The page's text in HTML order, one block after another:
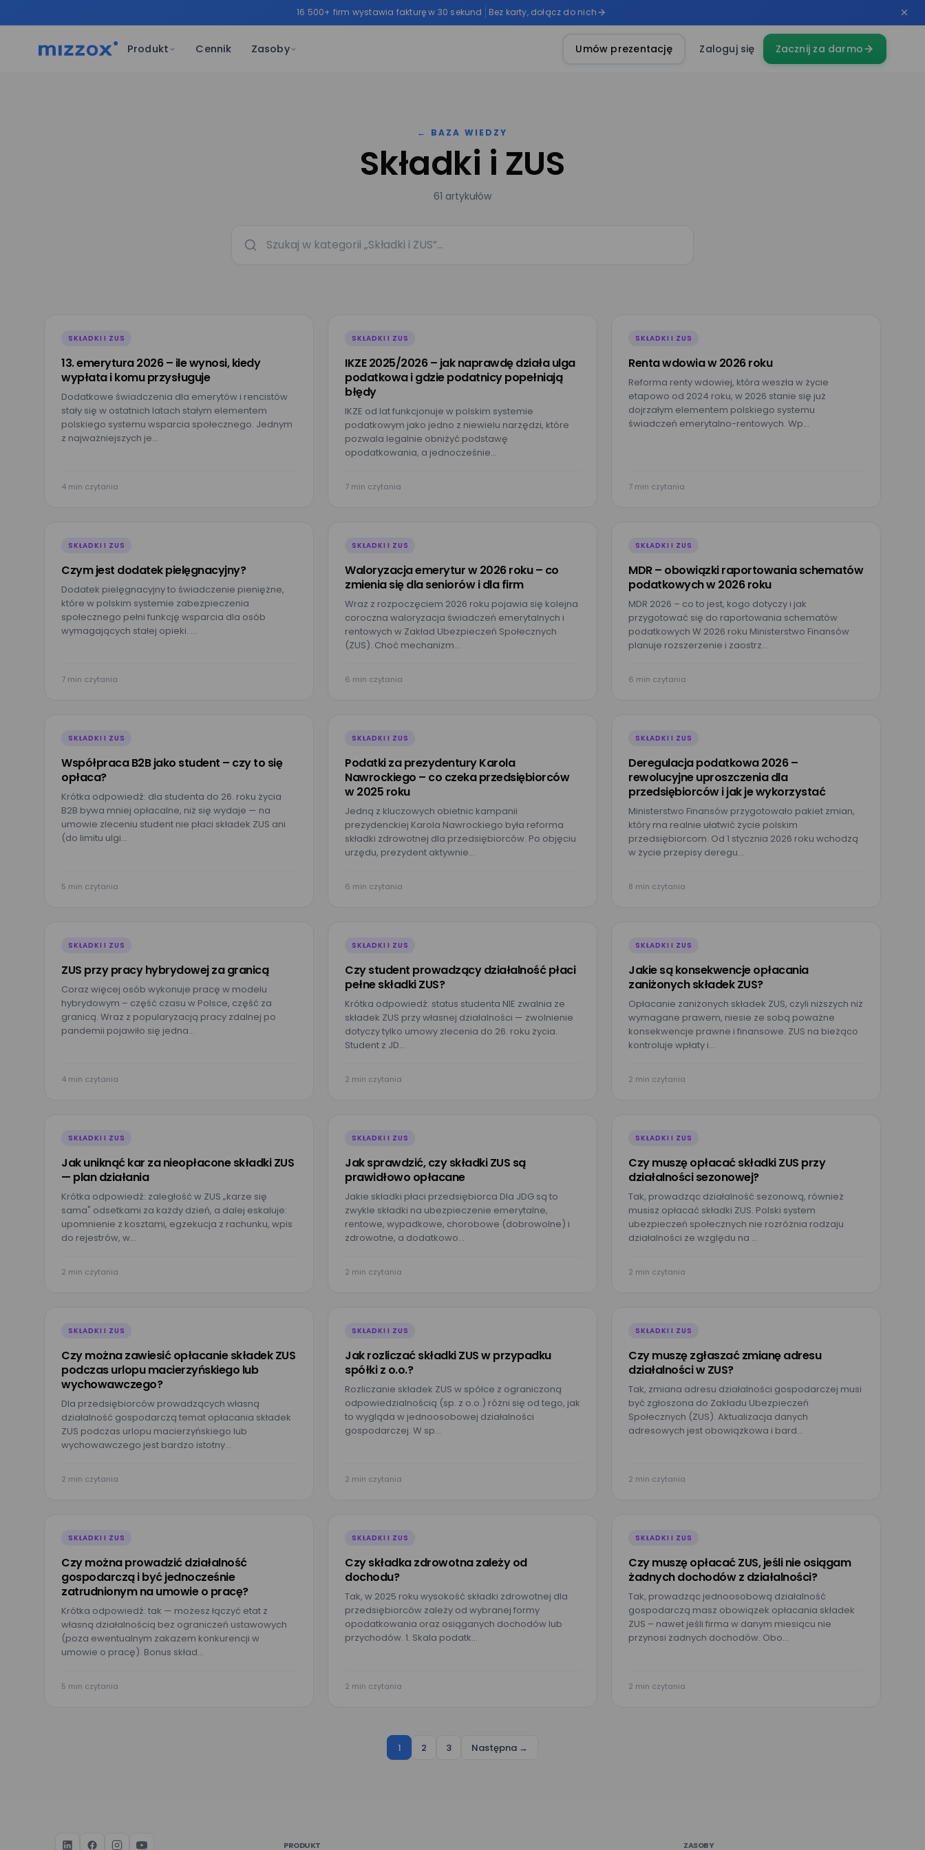
16 500+ firm wystawia fakturę w 30 sekund Bez karty, dołącz do nich
Produkt Cennik Zasoby Umów prezentację Zaloguj się Zacznij za darmo
← BAZA WIEDZY
Składki i ZUS
61 artykułów
SKŁADKI I ZUS
13. emerytura 2026 – ile wynosi, kiedy
wypłata i komu przysługuje
Dodatkowe świadczenia dla emerytów i rencistów
stały się w ostatnich latach stałym elementem
polskiego systemu wsparcia społecznego. Jednym
z najważniejszych je…
4 min czytania
SKŁADKI I ZUS
IKZE 2025/2026 – jak naprawdę działa ulga
podatkowa i gdzie podatnicy popełniają
błędy
IKZE od lat funkcjonuje w polskim systemie
podatkowym jako jedno z niewielu narzędzi, które
pozwala legalnie obniżyć podstawę
opodatkowania, a jednocześnie…
7 min czytania
SKŁADKI I ZUS
Renta wdowia w 2026 roku
Reforma renty wdowiej, która weszła w życie
etapowo od 2024 roku, w 2026 stanie się już
dojrzałym elementem polskiego systemu
świadczeń emerytalno-rentowych. Wp…
7 min czytania
SKŁADKI I ZUS
Czym jest dodatek pielęgnacyjny?
Dodatek pielęgnacyjny to świadczenie pieniężne,
które w polskim systemie zabezpieczenia
społecznego pełni funkcję wsparcia dla osób
wymagających stałej opieki. …
7 min czytania
SKŁADKI I ZUS
Waloryzacja emerytur w 2026 roku – co
zmienia się dla seniorów i dla firm
Wraz z rozpoczęciem 2026 roku pojawia się kolejna
coroczna waloryzacja świadczeń emerytalnych i
rentowych w Zakład Ubezpieczeń Społecznych
(ZUS). Choć mechanizm…
6 min czytania
SKŁADKI I ZUS
MDR – obowiązki raportowania schematów
podatkowych w 2026 roku
MDR 2026 – co to jest, kogo dotyczy i jak
przygotować się do raportowania schematów
podatkowych W 2026 roku Ministerstwo Finansów
planuje rozszerzenie i zaostrz…
6 min czytania
SKŁADKI I ZUS
Współpraca B2B jako student – czy to się
opłaca?
Krótka odpowiedź: dla studenta do 26. roku życia
B2B bywa mniej opłacalne, niż się wydaje — na
umowie zleceniu student nie płaci składek ZUS ani
(do limitu ulgi…
5 min czytania
SKŁADKI I ZUS
Podatki za prezydentury Karola
Nawrockiego – co czeka przedsiębiorców
w 2025 roku
Jedną z kluczowych obietnic kampanii
prezydenckiej Karola Nawrockiego była reforma
składki zdrowotnej dla przedsiębiorców. Po objęciu
urzędu, prezydent aktywnie…
6 min czytania
SKŁADKI I ZUS
Deregulacja podatkowa 2026 –
rewolucyjne uproszczenia dla
przedsiębiorców i jak je wykorzystać
Ministerstwo Finansów przygotowało pakiet zmian,
który ma realnie ułatwić życie polskim
przedsiębiorcom. Od 1 stycznia 2026 roku wchodzą
w życie przepisy deregu…
8 min czytania
SKŁADKI I ZUS
ZUS przy pracy hybrydowej za granicą
Coraz więcej osób wykonuje pracę w modelu
hybrydowym – część czasu w Polsce, część za
granicą. Wraz z popularyzacją pracy zdalnej po
pandemii pojawiło się jedna…
4 min czytania
SKŁADKI I ZUS
Czy student prowadzący działalność płaci
pełne składki ZUS?
Krótka odpowiedź: status studenta NIE zwalnia ze
składek ZUS przy własnej działalności — zwolnienie
dotyczy tylko umowy zlecenia do 26. roku życia.
Student z JD…
2 min czytania
SKŁADKI I ZUS
Jakie są konsekwencje opłacania
zaniżonych składek ZUS?
Opłacanie zaniżonych składek ZUS, czyli niższych niż
wymagane prawem, niesie ze sobą poważne
konsekwencje prawne i finansowe. ZUS na bieżąco
kontroluje wpłaty i…
2 min czytania
SKŁADKI I ZUS
Jak uniknąć kar za nieopłacone składki ZUS
— plan działania
Krótka odpowiedź: zaległość w ZUS „karze się
sama" odsetkami za każdy dzień, a dalej eskaluje:
upomnienie z kosztami, egzekucja z rachunku, wpis
do rejestrów, w…
2 min czytania
SKŁADKI I ZUS
Jak sprawdzić, czy składki ZUS są
prawidłowo opłacane
Jakie składki płaci przedsiębiorca Dla JDG są to
zwykle składki na ubezpieczenie emerytalne,
rentowe, wypadkowe, chorobowe (dobrowolne) i
zdrowotne, a dodatkowo…
2 min czytania
SKŁADKI I ZUS
Czy muszę opłacać składki ZUS przy
działalności sezonowej?
Tak, prowadząc działalność sezonową, również
musisz opłacać składki ZUS. Polski system
ubezpieczeń społecznych nie rozróżnia rodzaju
działalności ze względu na …
2 min czytania
SKŁADKI I ZUS
Czy można zawiesić opłacanie składek ZUS
podczas urlopu macierzyńskiego lub
wychowawczego?
Dla przedsiębiorców prowadzących własną
działalność gospodarczą temat opłacania składek
ZUS podczas urlopu macierzyńskiego lub
wychowawczego jest bardzo istotny…
2 min czytania
SKŁADKI I ZUS
Jak rozliczać składki ZUS w przypadku
spółki z o.o.?
Rozliczanie składek ZUS w spółce z ograniczoną
odpowiedzialnością (sp. z o.o.) różni się od tego, jak
to wygląda w jednoosobowej działalności
gospodarczej. W sp…
2 min czytania
SKŁADKI I ZUS
Czy muszę zgłaszać zmianę adresu
działalności w ZUS?
Tak, zmiana adresu działalności gospodarczej musi
być zgłoszona do Zakładu Ubezpieczeń
Społecznych (ZUS). Aktualizacja danych
adresowych jest obowiązkowa i bard…
2 min czytania
SKŁADKI I ZUS
Czy można prowadzić działalność
gospodarczą i być jednocześnie
zatrudnionym na umowie o pracę?
Krótka odpowiedź: tak — możesz łączyć etat z
własną działalnością bez ograniczeń ustawowych
(poza ewentualnym zakazem konkurencji w
umowie o pracę). Bonus skład…
5 min czytania
SKŁADKI I ZUS
Czy składka zdrowotna zależy od
dochodu?
Tak, w 2025 roku wysokość składki zdrowotnej dla
przedsiębiorców zależy od wybranej formy
opodatkowania oraz osiąganych dochodów lub
przychodów. 1. Skala podatk…
2 min czytania
SKŁADKI I ZUS
Czy muszę opłacać ZUS, jeśli nie osiągam
żadnych dochodów z działalności?
Tak, prowadząc jednoosobową działalność
gospodarczą masz obowiązek opłacania składek
ZUS – nawet jeśli firma w danym miesiącu nie
przynosi żadnych dochodów. Obo…
2 min czytania
1 2 3 Następna →
Umów prezentację
Imię* Nazwisko*
danych osobowych.
PRODUKT ZASOBY